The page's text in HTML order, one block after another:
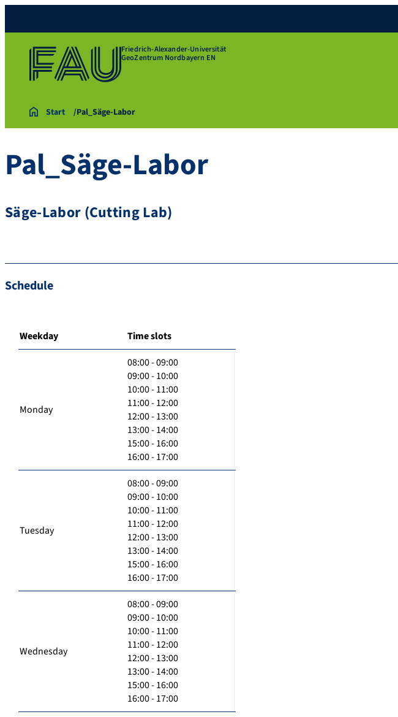
Friedrich-Alexander-Universität
GeoZentrum Nordbayern EN
Start Pal_Säge-Labor
Pal_Säge-Labor
Säge-Labor (Cutting Lab)
Schedule
Weekday Time slots
Monday
08:00 - 09:00
09:00 - 10:00
10:00 - 11:00
11:00 - 12:00
12:00 - 13:00
13:00 - 14:00
15:00 - 16:00
16:00 - 17:00
Tuesday
08:00 - 09:00
09:00 - 10:00
10:00 - 11:00
11:00 - 12:00
12:00 - 13:00
13:00 - 14:00
15:00 - 16:00
16:00 - 17:00
Wednesday
08:00 - 09:00
09:00 - 10:00
10:00 - 11:00
11:00 - 12:00
12:00 - 13:00
13:00 - 14:00
15:00 - 16:00
16:00 - 17:00